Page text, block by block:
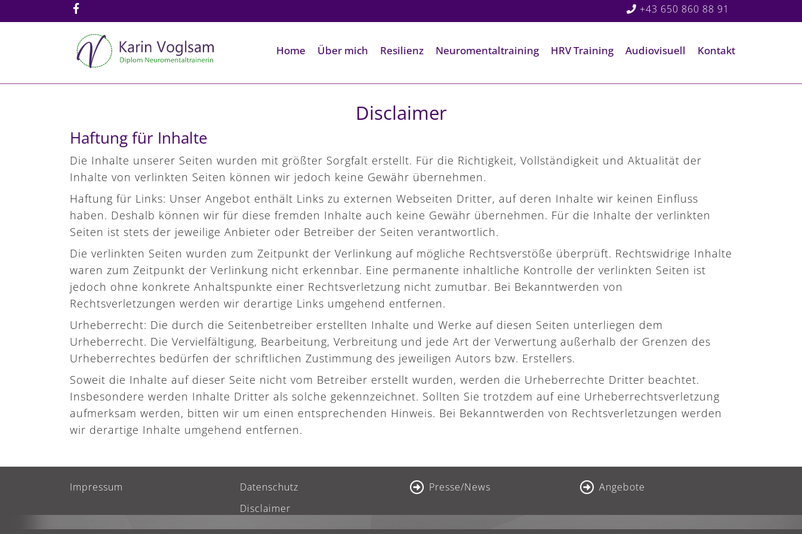
+43 650 860 88 91
Home Über mich Resilienz Neuromentaltraining HRV Training Audiovisuell Kontakt
Disclaimer
Haftung für Inhalte
Die Inhalte unserer Seiten wurden mit größter Sorgfalt erstellt. Für die Richtigkeit, Vollständigkeit und Aktualität der
Inhalte von verlinkten Seiten können wir jedoch keine Gewähr übernehmen.
Haftung für Links: Unser Angebot enthält Links zu externen Webseiten Dritter, auf deren Inhalte wir keinen Einfluss
haben. Deshalb können wir für diese fremden Inhalte auch keine Gewähr übernehmen. Für die Inhalte der verlinkten
Seiten ist stets der jeweilige Anbieter oder Betreiber der Seiten verantwortlich.
Die verlinkten Seiten wurden zum Zeitpunkt der Verlinkung auf mögliche Rechtsverstöße überprüft. Rechtswidrige Inhalte
waren zum Zeitpunkt der Verlinkung nicht erkennbar. Eine permanente inhaltliche Kontrolle der verlinkten Seiten ist
jedoch ohne konkrete Anhaltspunkte einer Rechtsverletzung nicht zumutbar. Bei Bekanntwerden von
Rechtsverletzungen werden wir derartige Links umgehend entfernen.
Urheberrecht: Die durch die Seitenbetreiber erstellten Inhalte und Werke auf diesen Seiten unterliegen dem
Urheberrecht. Die Vervielfältigung, Bearbeitung, Verbreitung und jede Art der Verwertung außerhalb der Grenzen des
Urheberrechtes bedürfen der schriftlichen Zustimmung des jeweiligen Autors bzw. Erstellers.
Soweit die Inhalte auf dieser Seite nicht vom Betreiber erstellt wurden, werden die Urheberrechte Dritter beachtet.
Insbesondere werden Inhalte Dritter als solche gekennzeichnet. Sollten Sie trotzdem auf eine Urheberrechtsverletzung
aufmerksam werden, bitten wir um einen entsprechenden Hinweis. Bei Bekanntwerden von Rechtsverletzungen werden
wir derartige Inhalte umgehend entfernen.
Impressum
Datenschutz
Disclaimer
Presse/News Angebote